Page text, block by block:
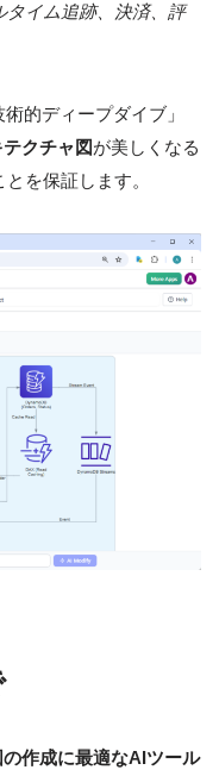
タイム追跡、決済、評
的ディープダイブ」
クチャ図が美しくなる
を保証します。
作成に最適なAIツール